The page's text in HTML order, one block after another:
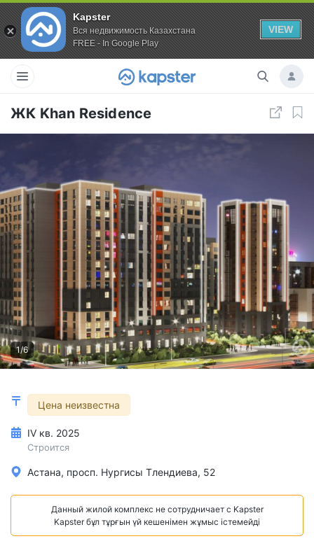
Kapster
Вся недвижимость Казахстана
FREE - In Google Play
VIEW
ЖК Khan Residence
1/6
Цена неизвестна
IV кв. 2025
Строится
Астана, просп. Нургисы Тлендиева, 52
Данный жилой комплекс не сотрудничает с Kapster
Kapster бұл тұрғын үй кешенімен жұмыс істемейді